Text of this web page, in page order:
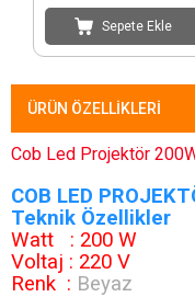
Sepete Ekle
ÜRÜN ÖZELLIKLERI
Cob Led Projektör
COB LED
Teknik Özellikler
Watt : 200 W
Voltaj : 220 V
Renk : Beyaz